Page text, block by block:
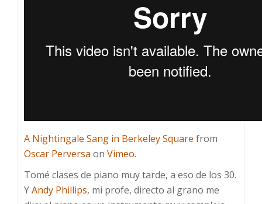
A Nightingale Sang in Berkeley Square from
Oscar Perversa on Vimeo.
Tomé clases de piano muy tarde, a eso de los 30.
YAndy Phillips, mi profe, directo al grano me